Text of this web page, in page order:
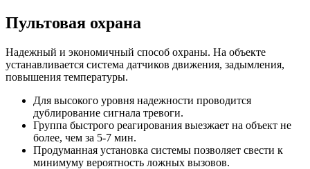
Пультовая охрана
Надежный и экономичный способ охраны. На объекте
устанавливается система датчиков движения, задымления,
повышения температуры.
Для высокого уровня надежности проводится
дублирование сигнала тревоги.
Группа быстрого реагирования выезжает на объект не
более, чем за 5-7 мин.
Продуманная установка системы позволяет свести к
минимуму вероятность ложных вызовов.